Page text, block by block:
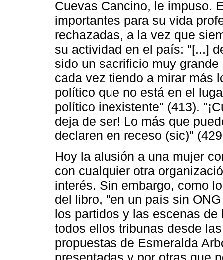
Cuevas Cancino, le impuso.
importantes para su vida
rechazadas, a la vez que
su actividad en el país: "[...]
sido un sacrificio muy
cada vez tiendo a mirar más
político que no está en el
político inexistente" (413).
deja de ser! Lo más que
declaren en receso (sic)"
Hoy la alusión a una mujer
con cualquier otra
interés. Sin embargo, como
del libro, "en un país sin
los partidos y las escenas
todos ellos tribunas desde
propuestas de Esmeralda
presentadas y por otras que